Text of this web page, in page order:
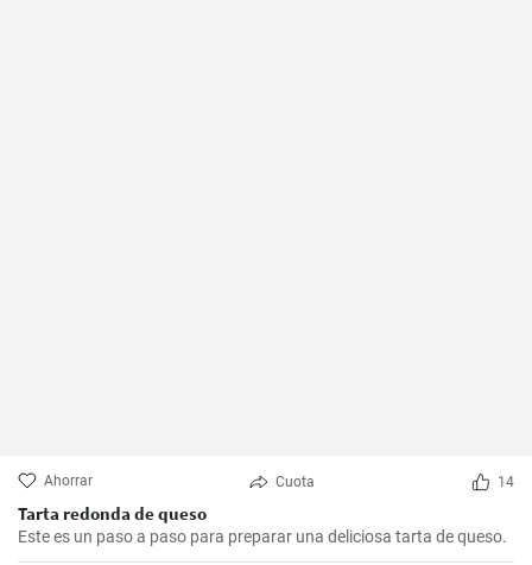
Ahorrar Cuota 14
Tarta redonda de queso
Este es un paso a paso para preparar una deliciosa tarta de queso.